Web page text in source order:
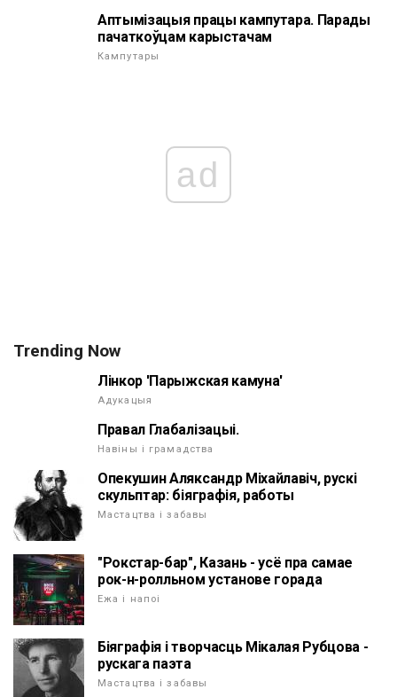
Аптымізацыя працы кампутара. Парады
пачаткоўцам карыстачам
Кампутары
ad
Trending Now
Лінкор 'Парыжская камуна'
Адукацыя
Правал Глабалізацыі.
Навіны і грамадства
Опекушин Аляксандр Міхайлавіч, рускі
скульптар: біяграфія, работы
Мастацтва і забавы
"Рокстар-бар", Казань - усё пра самае
рок-н-ролльном установе горада
Ежа і напоі
Біяграфія і творчасць Мікалая Рубцова -
рускага паэта
Мастацтва і забавы